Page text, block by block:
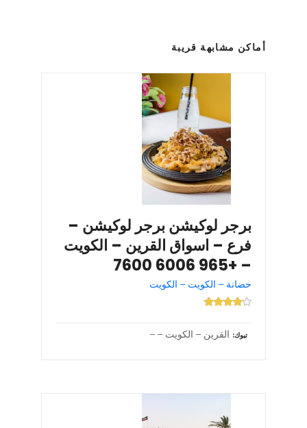
أماكن مشابهة قريبة
برجر لوكيشن برجر لوكيشن –
فرع – اسواق القرين – الكويت
– +965 6006 7600
حضانة – الكويت – الكويت
تبوك القرين – الكويت – –